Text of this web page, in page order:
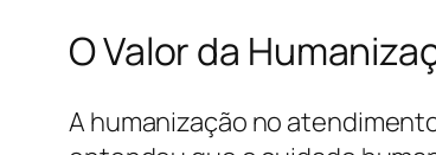
O Valor da
A humanização no